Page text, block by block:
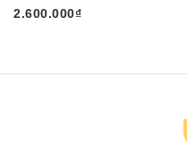
2.600.000₫